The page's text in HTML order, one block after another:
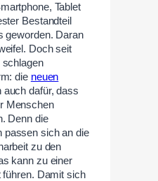
Tablet
Bestandteil
geworden. Daran
Doch seit
schlagen
die neuen
dafür, dass
Menschen
Denn die
passen sich an die
zu den
kann zu einer
führen. Damit sich